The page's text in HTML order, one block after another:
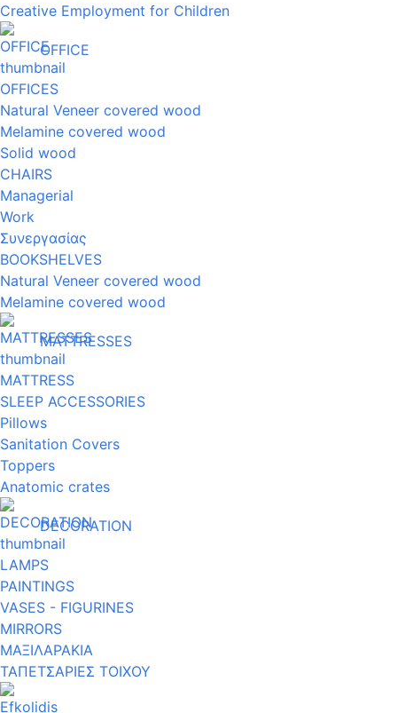
Creative Employment for Children
OFFICE
OFFICES
Natural Veneer covered wood
Melamine covered wood
Solid wood
CHAIRS
Managerial
Work
Συνεργασίας
BOOKSHELVES
Natural Veneer covered wood
Melamine covered wood
MATTRESSES
MATTRESS
SLEEP ACCESSORIES
Pillows
Sanitation Covers
Toppers
Anatomic crates
DECORATION
LAMPS
PAINTINGS
VASES - FIGURINES
MIRRORS
ΜΑΞΙΛΑΡΑΚΙΑ
ΤΑΠΕΤΣΑΡΙΕΣ ΤΟΙΧΟΥ